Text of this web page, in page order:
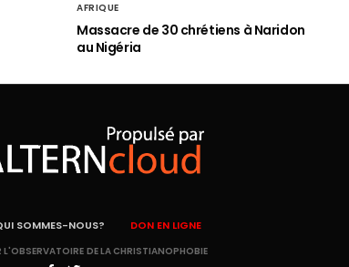
AFRIQUE
Massacre de 30 chrétiens à Naridon
au Nigéria
SOMMES-NOUS? DON EN LIGNE
DE LA CHRISTIANOPHOBIE